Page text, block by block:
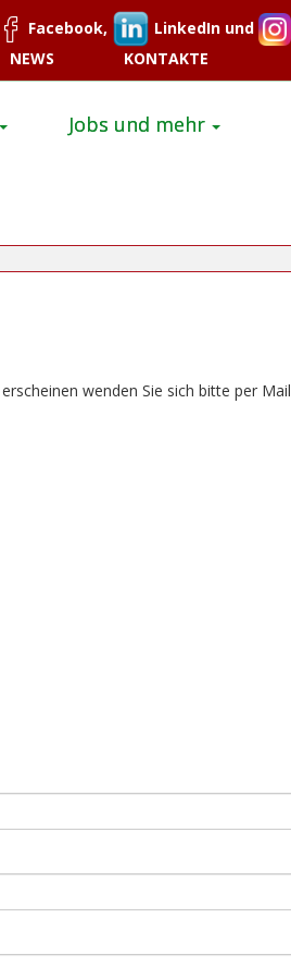
Facebook, LinkedIn und
NEWS
KONTAKTE
Jobs und mehr
wenden Sie sich bitte per Mail